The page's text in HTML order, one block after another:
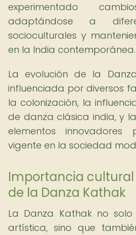
experimentado
adaptándose a
socioculturales y
en la India contemporánea.
La evolución de la
influenciada por diversos
la colonización, la
de danza clásica india, y
elementos innovadores
vigente en la sociedad
Importancia
de la Danza Kathak
La Danza Kathak no solo
artística, sino que